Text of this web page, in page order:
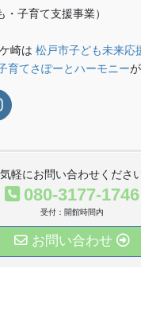
・子育て支援事業）
崎は 松戸市子ども未来応
育てさぽーとハーモニー
軽にお問い合わせください
080-3177-1746
受付：開館時間内
お問い合わせ